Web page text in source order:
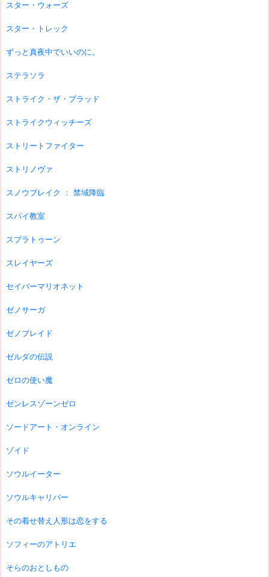
スター・ウォーズ
スター・トレック
ずっと真夜中でいいのに。
ステラソラ
ストライク・ザ・ブラッド
ストライクウィッチーズ
ストリートファイター
ストリノヴァ
スノウブレイク ： 禁域降臨
スパイ教室
スプラトゥーン
スレイヤーズ
セイバーマリオネット
ゼノサーガ
ゼノブレイド
ゼルダの伝説
ゼロの使い魔
ゼンレスゾーンゼロ
ソードアート・オンライン
ゾイド
ソウルイーター
ソウルキャリバー
その着せ替え人形は恋をする
ソフィーのアトリエ
そらのおとしもの